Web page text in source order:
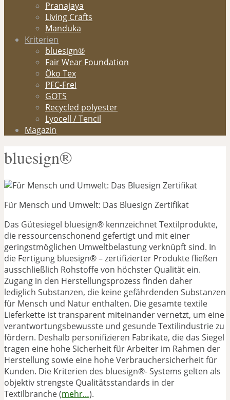
Pranajaya
Living Crafts
Manduka
Kriterien
bluesign®
Fair Wear Foundation
Öko Tex
PFC-Frei
GOTS
Recycled polyester
Lyocell / Tencil
Magazin
bluesign®
Für Mensch und Umwelt: Das Bluesign Zertifikat
Das Gütesiegel bluesign® kennzeichnet Textilprodukte,
die ressourcenschonend gefertigt und mit einer
geringstmöglichen Umweltbelastung verknüpft sind. In
die Fertigung bluesign® – zertifizierter Produkte fließen
ausschließlich Rohstoffe von höchster Qualität ein.
Zugang in den Herstellungsprozess finden daher
lediglich Substanzen, die keine gefährdenden Substanzen
für Mensch und Natur enthalten. Die gesamte textile
Lieferkette ist transparent miteinander vernetzt, um eine
verantwortungsbewusste und gesunde Textilindustrie zu
fördern. Deshalb personifizieren Fabrikate, die das Siegel
tragen eine hohe Sicherheit für Arbeiter im Rahmen der
Herstellung sowie eine hohe Verbrauchersicherheit für
Kunden. Die Kriterien des bluesign®- Systems gelten als
objektiv strengste Qualitätsstandards in der
Textilbranche (mehr…).